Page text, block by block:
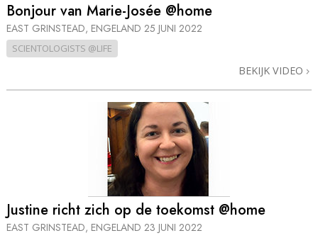
Bonjour van Marie-Josée @home
EAST GRINSTEAD, ENGELAND 25 JUNI 2022
SCIENTOLOGISTS @LIFE
BEKIJK VIDEO
Justine richt zich op de toekomst @home
EAST GRINSTEAD, ENGELAND 23 JUNI 2022